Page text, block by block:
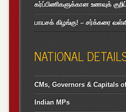
கர்ப்பிணிகளுக்கான உணவுக்
பாயசக் கிழங்கு! – சர்க்கரை
NATIONAL
CMs, Governors & Capitals
Indian MPs